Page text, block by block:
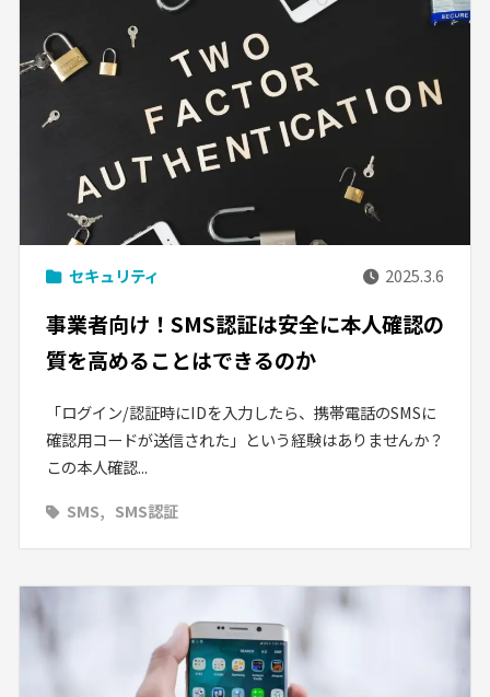
セキュリティ 2025.3.6
事業者向け！SMS認証は安全に本人確認の
質を高めることはできるのか
「ログイン/認証時にIDを入力したら、携帯電話のSMSに
確認用コードが送信された」という経験はありませんか？
この本人確認...
SMS
SMS認証